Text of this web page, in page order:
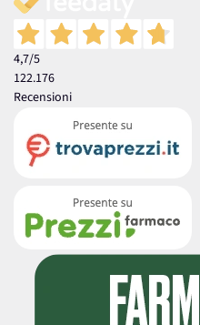
4,7/5
122.176
Recensioni